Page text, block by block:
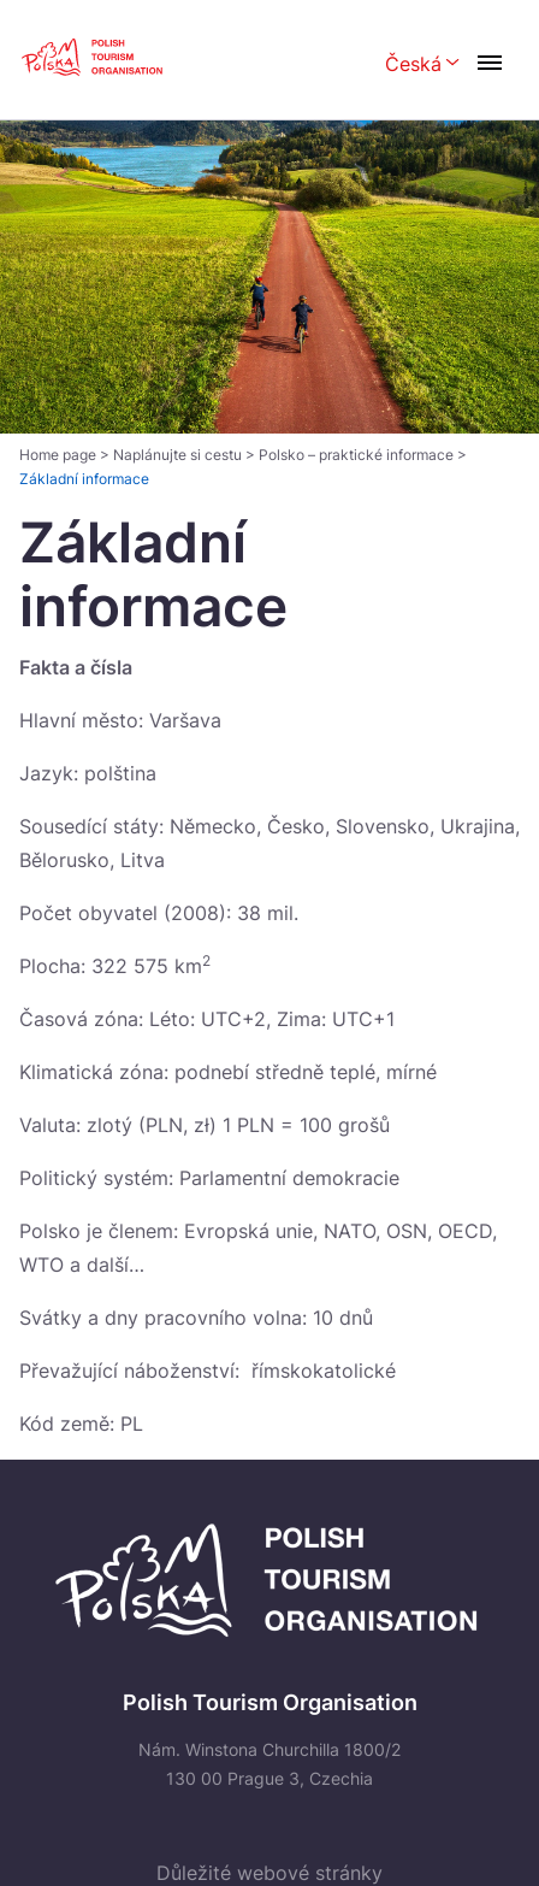
Česká
Polski English
Česká 中国
Dansk Deutsch
Español Français
Italiano Magyar
Nederlands 日本語
Português Norsk
Україна
Home page > Naplánujte si cestu > Polsko – praktické informace >
Základní informace
Základní
informace
Fakta a čísla
Hlavní město: Varšava
Jazyk: polština
Sousedící státy: Německo, Česko, Slovensko, Ukrajina,
Bělorusko, Litva
Počet obyvatel (2008): 38 mil.
Plocha: 322 575 km2
Časová zóna: Léto: UTC+2, Zima: UTC+1
Klimatická zóna: podnebí středně teplé, mírné
Valuta: zlotý (PLN, zł) 1 PLN = 100 grošů
Politický systém: Parlamentní demokracie
Polsko je členem: Evropská unie, NATO, OSN, OECD,
WTO a další…
Svátky a dny pracovního volna: 10 dnů
Převažující náboženství: římskokatolické
Kód země: PL
Polish Tourism Organisation
Nám. Winstona Churchilla 1800/2
130 00 Prague 3, Czechia
Důležité webové stránky